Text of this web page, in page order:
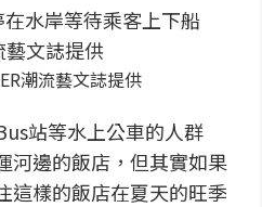
水岸等待乘客上下船
潮流藝文誌提供
站等水上公車的人群
河邊的飯店，但其實如果
這樣的飯店在夏天的旺季